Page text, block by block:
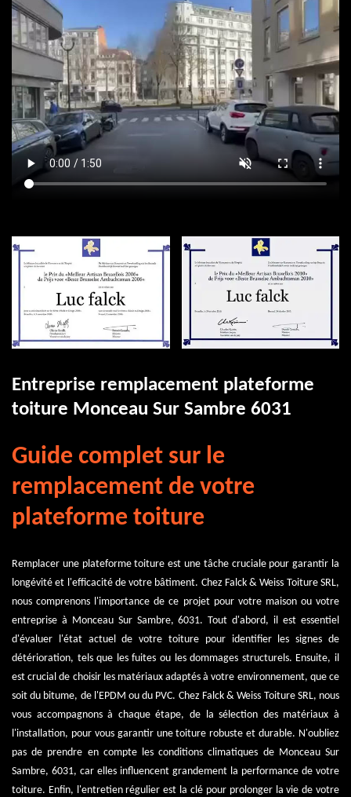
Entreprise remplacement plateforme
toiture Monceau Sur Sambre 6031
Guide complet sur le
remplacement de votre
plateforme toiture
Remplacer une plateforme toiture est une tâche cruciale pour garantir la
longévité et l'efficacité de votre bâtiment. Chez Falck & Weiss Toiture SRL,
nous comprenons l'importance de ce projet pour votre maison ou votre
entreprise à Monceau Sur Sambre, 6031. Tout d'abord, il est essentiel
d'évaluer l'état actuel de votre toiture pour identifier les signes de
détérioration, tels que les fuites ou les dommages structurels. Ensuite, il
est crucial de choisir les matériaux adaptés à votre environnement, que ce
soit du bitume, de l'EPDM ou du PVC. Chez Falck & Weiss Toiture SRL, nous
vous accompagnons à chaque étape, de la sélection des matériaux à
l'installation, pour vous garantir une toiture robuste et durable. N'oubliez
pas de prendre en compte les conditions climatiques de Monceau Sur
Sambre, 6031, car elles influencent grandement la performance de votre
toiture. Enfin, l'entretien régulier est la clé pour prolonger la vie de votre